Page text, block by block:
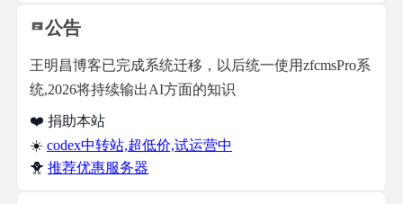
公告
王明昌博客已完成系统迁移，以后统一使用zfcmsPro系
统,2026将持续输出AI方面的知识
❤️ 捐助本站
☀️ codex中转站,超低价,试运营中
🐥 推荐优惠服务器